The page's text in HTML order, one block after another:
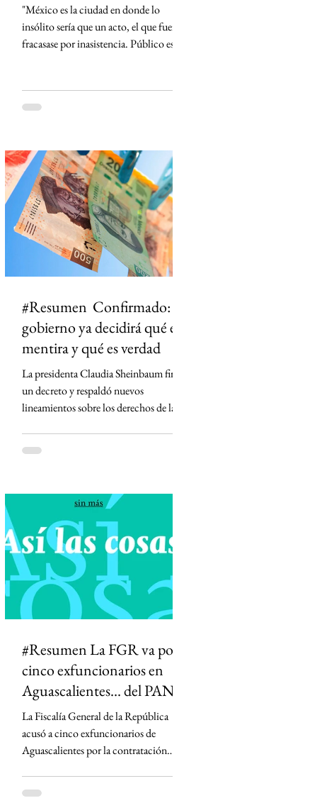
"México es la ciudad en donde lo
insólito sería que un acto, el que fuera,
fracasase por inasistencia. Público es lo
de México, en cambio, primero se lee."
Creo que conocí la Ciudad de México
llave distinta y, con cada página, la
ciudad dejó de ser un punto en el mapa
para convertirse en un territorio de
historias. El primero en t
#Resumen Confirmado: el
gobierno ya decidirá qué es
mentira y qué es verdad
La presidenta Claudia Sheinbaum firmó
un decreto y respaldó nuevos
lineamientos sobre los derechos de las
códigos de ética, defensores de las
diferenciar información de opinión. La
medida desató críticas de medios,
periodistas y la oposición, que advierten
que podría abrir la puerta a la censura y
permitir que el Estado influya en la
definición de qué información es veraz.
#Resumen La FGR va por
cinco exfuncionarios en
Aguascalientes... del PAN
La Fiscalía General de la República
acusó a cinco exfuncionarios de
Aguascalientes por la contratación